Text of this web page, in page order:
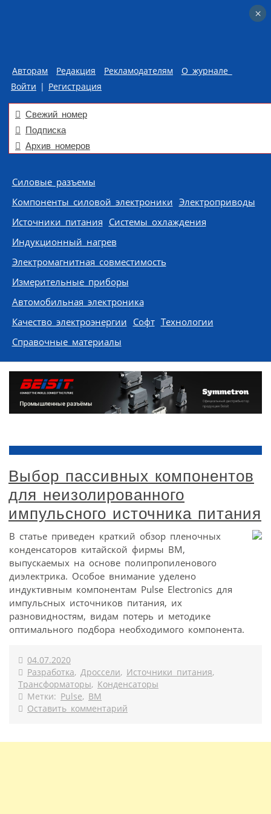
Авторам Редакция Рекламодателям
О журнале
Войти | Регистрация
Свежий номер
Подписка
Архив номеров
Skip to content
Силовые разъемы
Компоненты силовой электроники Электроприводы
Источники питания Системы охлаждения
Индукционный нагрев
Электромагнитная совместимость
Измерительные приборы
Автомобильная электроника
Качество электроэнергии Софт Технологии
Справочные материалы
Выбор пассивных компонентов
для неизолированного
импульсного источника питания
В статье приведен краткий обзор пленочных
конденсаторов китайской фирмы BM,
выпускаемых на основе полипропиленового
диэлектрика. Особое внимание уделено
индуктивным компонентам Pulse Electronics для
импульсных источников питания, их
разновидностям, видам потерь и методике
оптимального подбора необходимого компонента.
04.07.2020
Разработка, Дроссели, Источники питания,
Трансформаторы, Конденсаторы
Метки: Pulse, BM
Оставить комментарий
×
×